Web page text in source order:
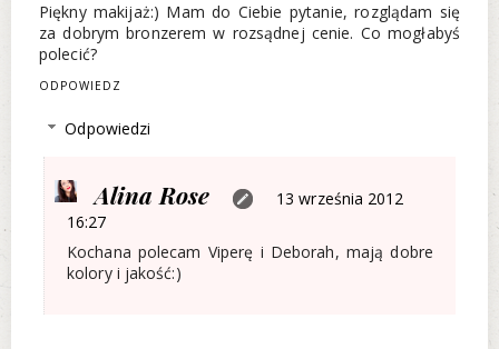
Piękny makijaż:) Mam do Ciebie pytanie, rozglądam się
za dobrym bronzerem w rozsądnej cenie. Co mogłabyś
polecić?
ODPOWIEDZ
Odpowiedzi
Alina Rose
13 września 2012
16:27
Kochana polecam Viperę i Deborah, mają dobre
kolory i jakość:)